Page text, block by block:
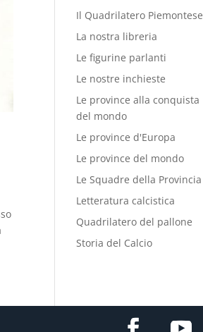
Il Quadrilatero Piemontese
La nostra libreria
Le figurine parlanti
Le nostre inchieste
Le province alla conquista
del mondo
Le province d'Europa
Le province del mondo
Le Squadre della Provincia
Letteratura calcistica
Quadrilatero del pallone
Storia del Calcio